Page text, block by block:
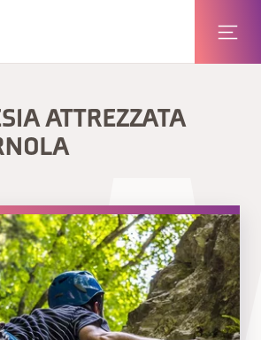
ATTREZZATA